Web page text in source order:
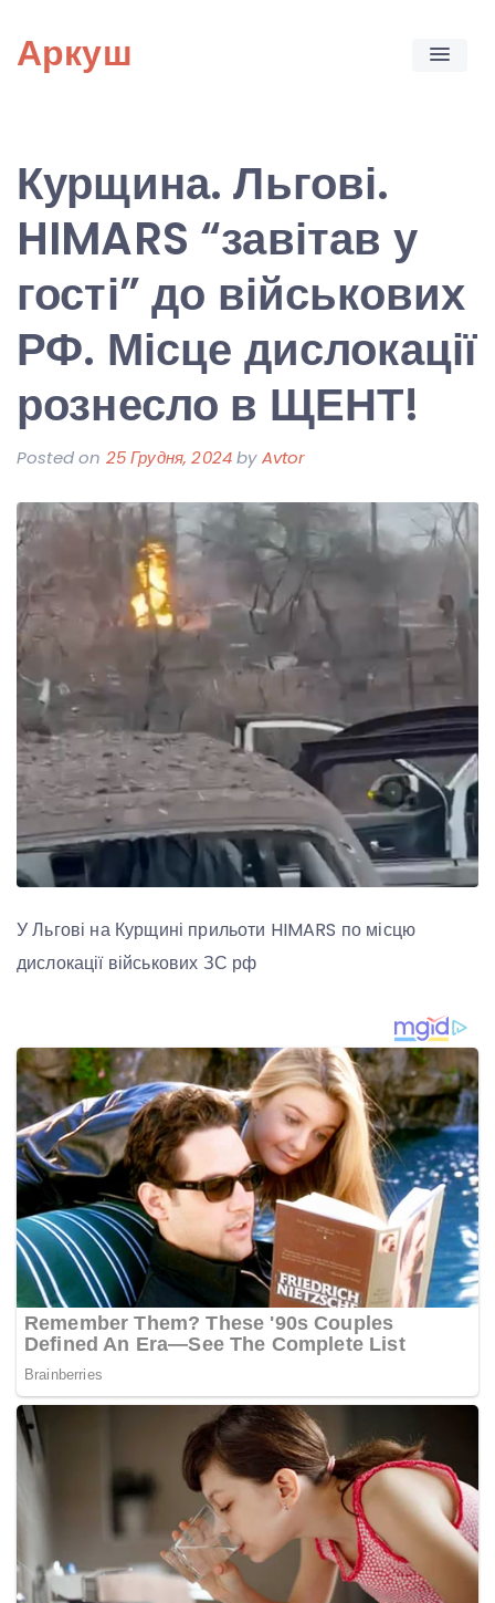
content
Аркуш
Курщина. Льгові.
HIMARS “завітав у
гості” до військових
РФ. Місце дислокації
рознесло в ЩЕНТ!
Posted on 25 Грудня, 2024byAvtor
У Льгові на Курщині прильоти HIMARS по місцю
дислокації військових ЗС рф